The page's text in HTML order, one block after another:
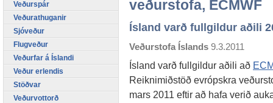
veðurstofa, ECMWF
Ísland varð fullgildur aðili
Veðurstofa Íslands 9.3.2011
Ísland varð fullgildur aðili að
Reiknimiðstöð evrópskra
mars 2011 eftir að hafa verið
Veðurspár
Veðurathuganir
Sjóveður
Flugveður
Veðurfar á Íslandi
Veður erlendis
Stöðvar
Veðurvottorð